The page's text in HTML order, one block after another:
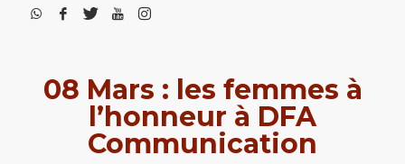
08 Mars : les femmes à
l’honneur à DFA
Communication